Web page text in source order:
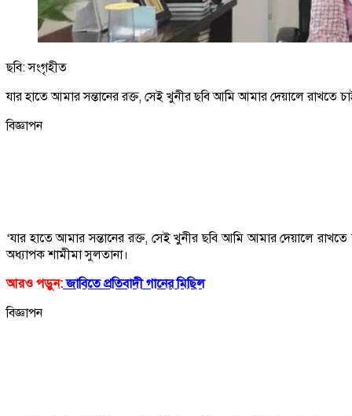
ছবি: সংগৃহীত
যার হাতে আমার সন্তানের রক্ত, সেই খুনীর ছবি আমি আমার দেয়ালে রাখতে
বিজ্ঞাপন
‘যার হাতে আমার সন্তানের রক্ত, সেই খুনীর ছবি আমি আমার দেয়ালে রাখতে
অধ্যাপক শামীমা সুলতানা।
আরও পড়ুন: জাবিতে প্রতিবাদী গানের মিছিল
বিজ্ঞাপন